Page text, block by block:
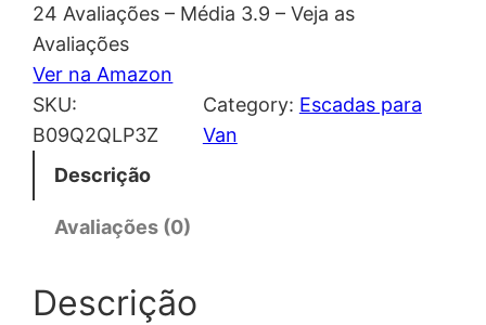
24 Avaliações – Média 3.9 – Veja as
Avaliações
Ver na Amazon
SKU:
B09Q2QLP3Z
Category: Escadas para
Van
Descrição
Avaliações (0)
Descrição